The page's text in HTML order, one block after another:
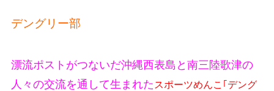
デングリー部
漂流ポストがつないだ沖縄西表島と南三陸歌津の
人々の交流を通して生まれた スポーツめんこ｢デング